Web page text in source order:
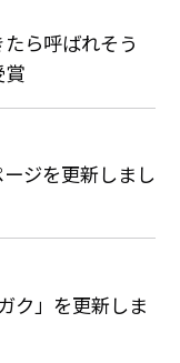
たら呼ばれそう
賞
ージを更新しまし
ク」を更新しま